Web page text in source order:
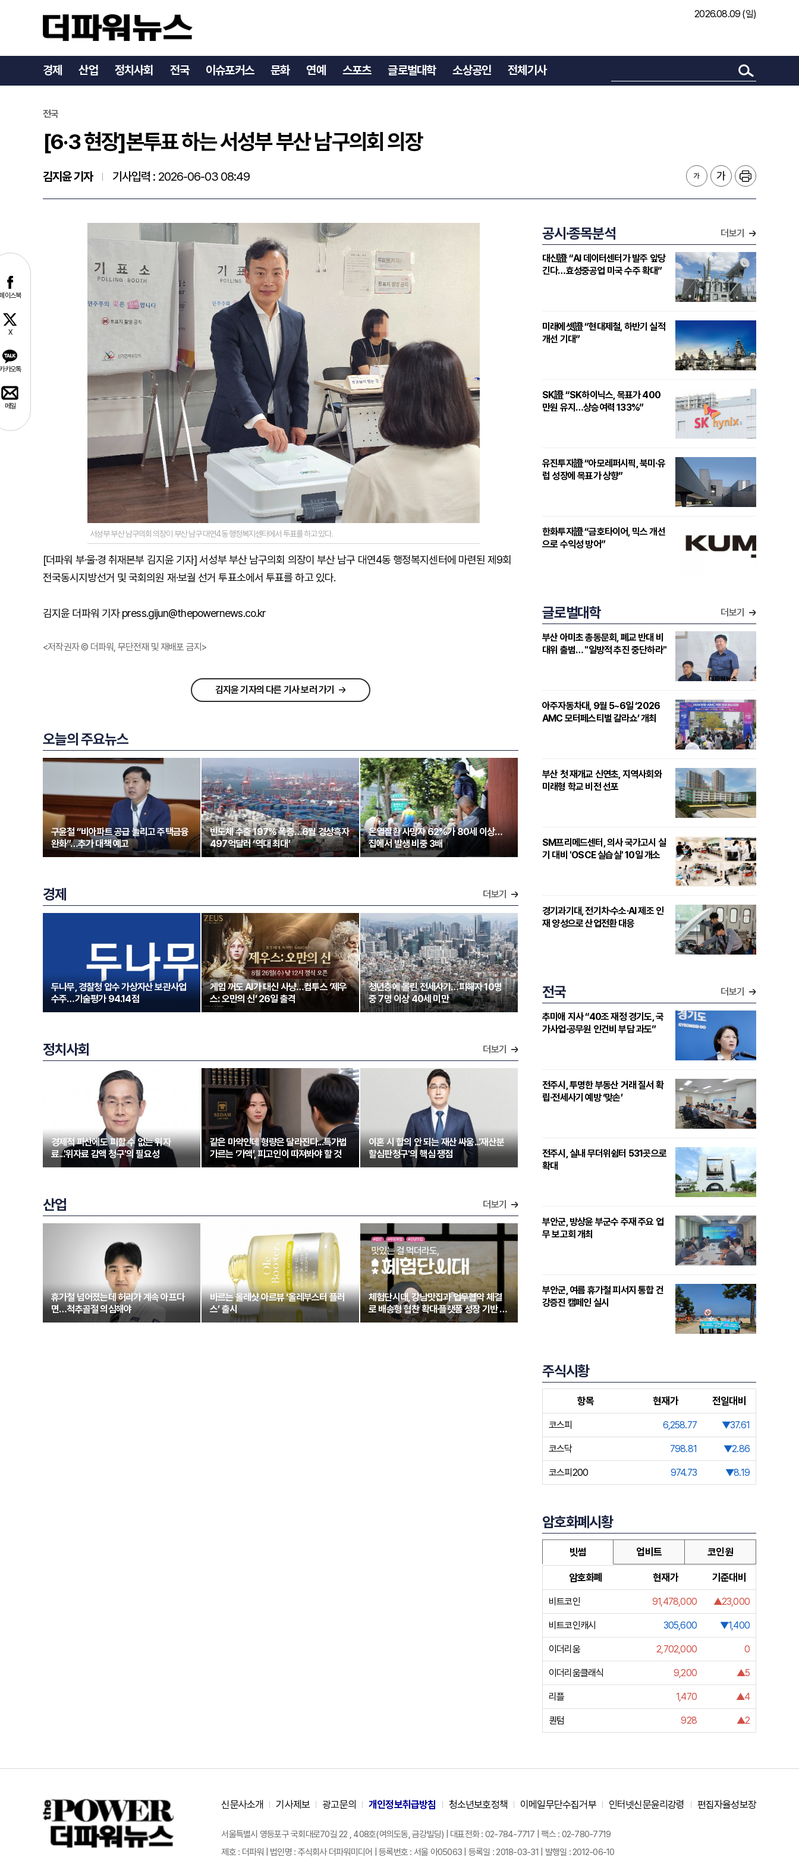
2026.08.09 (일)
경제 산업 정치사회 전국 이슈포커스 문화 연예 스포츠 글로벌대학 소상공인 전체기사
[6·3 현장]본투표 하는 서성부 부산 남구의회 의장
이스북
X
카오톡
메일
전국
[6·3 현장]본투표 하는 서성부 부산 남구의회 의장
김지윤 기자 기사입력 : 2026-06-03 08:49
서성부 부산 남구의회 의장이 부산 남구 대연4동 행정복지센터에서 투표를 하고 있다.
[더파워 부·울·경 취재본부 김지윤 기자] 서성부 부산 남구의회 의장이 부산 남구 대연4동 행정복지센터에 마련된 제9회
전국동시지방선거 및 국회의원 재·보궐 선거 투표소에서 투표를 하고 있다.
김지윤 더파워 기자 press.gijun@thepowernews.co.kr
<저작권자 © 더파워, 무단전재 및 재배포 금지>
김지윤 기자의 다른 기사 보러 가기
오늘의 주요뉴스
구윤철 “비아파트 공급 늘리고 주택금융
완화”…추가 대책 예고
반도체 수출 197% 폭증…6월 경상흑자
497억달러 ‘역대 최대’
온열질환 사망자 62%가 80세 이상…
집에서 발생 비중 3배
경제 더보기
두나무, 경찰청 압수 가상자산 보관사업
수주…기술평가 94.14점
게임 꺼도 AI가 대신 사냥…컴투스 ‘제우
스: 오만의 신’ 26일 출격
청년층에 몰린 전세사기…피해자 10명
중 7명 이상 40세 미만
정치사회 더보기
경제적 파산에도 피할 수 없는 위자
료...'위자료 감액 청구'의 필요성
같은 마약인데 형량은 달라진다...특가법
가르는 ‘가액’, 피고인이 따져봐야 할 것
이혼 시 합의 안 되는 재산 싸움...'재산분
할심판청구'의 핵심 쟁점
산업 더보기
휴가철 넘어졌는데 허리가 계속 아프다
면…척추골절 의심해야
바르는 올레샷 아르뷰 ‘올레부스터 플러
스’ 출시
체험단시대, 강남맛집과 업무협약 체결
로 배송형 협찬 확대·플랫폼 성장 기반 강
화
공시·종목분석 더보기
대신證 “AI 데이터센터가 발주 앞당
긴다…효성중공업 미국 수주 확대”
미래에셋證 “현대제철, 하반기 실적
개선 기대”
SK證 “SK하이닉스, 목표가 400
만원 유지…상승여력 133%”
유진투자證 “아모레퍼시픽, 북미·유
럽 성장에 목표가 상향”
한화투자證 “금호타이어, 믹스 개선
으로 수익성 방어”
글로벌대학 더보기
부산 아미초 총동문회, 폐교 반대 비
대위 출범… "일방적 추진 중단하라"
아주자동차대, 9월 5~6일 ‘2026
AMC 모터페스티벌 갈라쇼’ 개최
부산 첫 재개교 신연초, 지역사회와
미래형 학교 비전 선포
SM프리메드센터, 의사 국가고시 실
기 대비 'OSCE 실습실' 10일 개소
경기과기대, 전기차·수소·AI 제조 인
재 양성으로 산업전환 대응
전국 더보기
추미애 지사 “40조 재정 경기도, 국
가사업·공무원 인건비 부담 과도”
전주시, 투명한 부동산 거래 질서 확
립·전세사기 예방 ‘맞손’
전주시, 실내 무더위쉼터 531곳으로
확대
부안군, 방상윤 부군수 주재 주요 업
무 보고회 개최
부안군, 여름 휴가철 피서지 통합 건
강증진 캠페인 실시
주식시황
항목 현재가 전일대비
코스피 6,258.77 ▼37.61
코스닥 798.81 ▼2.86
코스피200 974.73 ▼8.19
암호화폐시황
빗썸 업비트 코인원
암호화폐 현재가 기준대비
비트코인 91,478,000 ▲23,000
비트코인캐시 305,600 ▼1,400
이더리움 2,702,000 0
이더리움클래식 9,200 ▲5
리플 1,470 ▲4
퀀텀 928 ▲2
신문사소개 기사제보 광고문의 개인정보취급방침 청소년보호정책 이메일무단수집거부 인터넷신문윤리강령 편집자율성보장
서울특별시 영등포구 국회대로70길 22 , 408호(여의도동, 금강빌딩) | 대표전화 : 02-784-7717 | 팩스 : 02-780-7719
제호 : 더파워 | 법인명 : 주식회사 더파워미디어 | 등록번호 : 서울 아05063 | 등록일 : 2018-03-31 | 발행일 : 2012-06-10